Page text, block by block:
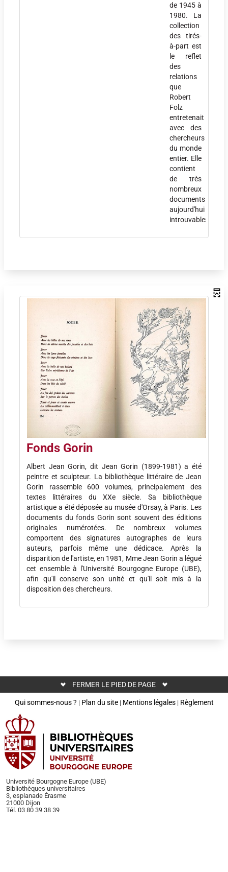
de 1945 à
1980. La
collection
des tirés-
à-part est
le reflet
des
relations
que
Robert
Folz
entretenait
avec des
chercheurs
du monde
entier. Elle
contient
de très
nombreux
documents
aujourd'hui
introuvables.
Fonds Gorin
Albert Jean Gorin, dit Jean Gorin (1899-1981) a été
peintre et sculpteur. La bibliothèque littéraire de Jean
Gorin rassemble 600 volumes, principalement des
textes littéraires du XXe siècle. Sa bibliothèque
artistique a été déposée au musée d'Orsay, à Paris. Les
documents du fonds Gorin sont souvent des éditions
originales numérotées. De nombreux volumes
comportent des signatures autographes de leurs
auteurs, parfois même une dédicace. Après la
disparition de l'artiste, en 1981, Mme Jean Gorin a légué
cet ensemble à l'Université Bourgogne Europe (UBE),
afin qu'il conserve son unité et qu'il soit mis à la
disposition des chercheurs.
FERMER LE PIED DE PAGE
Qui sommes-nous ? | Plan du site| Mentions légales| Règlement
Université Bourgogne Europe (UBE)
Bibliothèques universitaires
3, esplanade Érasme
21000 Dijon
Tél. 03 80 39 38 39